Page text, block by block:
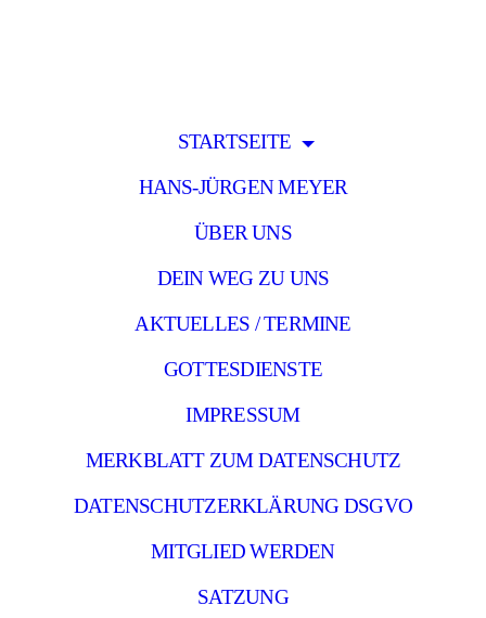
STARTSEITE
HANS-JÜRGEN MEYER
ÜBER UNS
DEIN WEG ZU UNS
AKTUELLES / TERMINE
GOTTESDIENSTE
IMPRESSUM
MERKBLATT ZUM DATENSCHUTZ
DATENSCHUTZERKLÄRUNG DSGVO
MITGLIED WERDEN
SATZUNG